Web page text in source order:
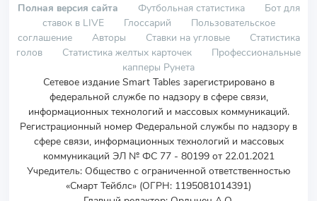
Полная версия сайта Футбольная статистика
Бот для
ставок в LIVE
Глоссарий
Пользовательское
соглашение
Авторы Ставки на угловые
Статистика
голов
Статистика желтых карточек
Профессиональные
капперы Рунета
Сетевое издание Smart Tables зарегистрировано в
федеральной службе по надзору в сфере связи,
информационных технологий и массовых коммуникаций.
Регистрационный номер Федеральной службы по надзору в
сфере связи, информационных технологий и массовых
коммуникаций ЭЛ № ФС 77 - 80199 от 22.01.2021
Учредитель: Общество с ограниченной ответственностью
«Смарт Тейблс» (ОГРН: 1195081014391)